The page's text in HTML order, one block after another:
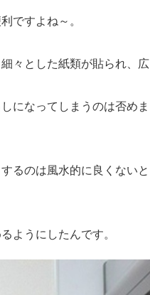
ですよね～。
々とした紙類が貼られ、広
になってしまうのは否めま
るのは風水的に良くないと
ようにしたんです。